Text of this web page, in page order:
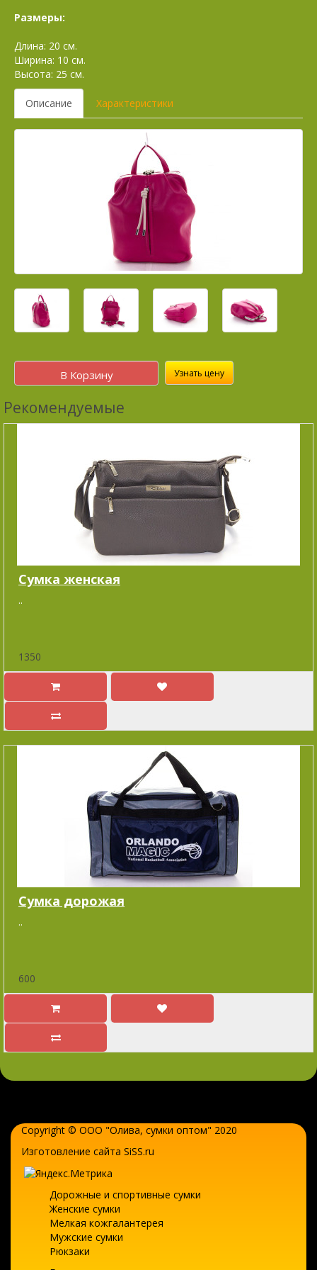
Размеры:
Длина: 20 см.
Ширина: 10 см.
Высота: 25 см.
Описание Характеристики
В Корзину Узнать цену
Рекомендуемые
Сумка женская
..
1350
Cумка дорожая
..
600
Copyright © ООО "Олива, сумки оптом" 2020
Изготовление сайта SiSS.ru
Дорожные и спортивные сумки
Женские сумки
Мелкая кожгалантерея
Мужские сумки
Рюкзаки